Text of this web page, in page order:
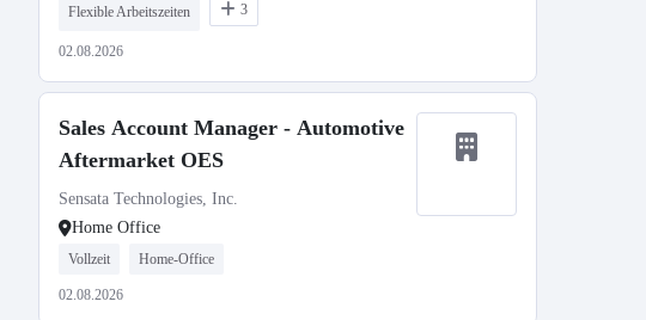
Flexible Arbeitszeiten 3
02.08.2026
Sales Account Manager - Automotive
Aftermarket OES
Sensata Technologies, Inc.
Home Office
Vollzeit Home-Office
02.08.2026